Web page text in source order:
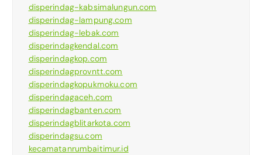
disperindag-kabsimalungun.com
disperindag-lampung.com
disperindag-lebak.com
disperindagkendal.com
disperindagkop.com
disperindagprovntt.com
disperindagkopukmoku.com
disperindagaceh.com
disperindagbanten.com
disperindagblitarkota.com
disperindagsu.com
kecamatanrumbaitimur.id